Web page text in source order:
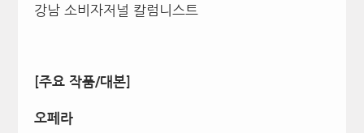
강남 소비자저널 칼럼니스트
[주요 작품/대본]
오페라